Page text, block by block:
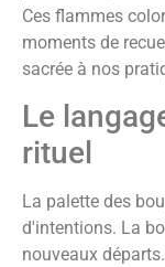
Ces flammes
moments de
sacrée à nos
Le
rituel
La palette des
d'intentions. La
nouveaux